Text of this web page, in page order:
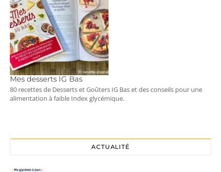
Mes desserts IG Bas
80 recettes de Desserts et Goûters IG Bas et des conseils pour une
alimentation à faible Index glycémique.
ACTUALITÉ